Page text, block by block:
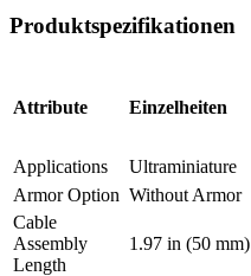
Produktspezifikationen
Attribute Einzelheiten
Applications
Ultraminiature
Armor Option Without Armor
Cable
Assembly
Length
1.97 in (50 mm)